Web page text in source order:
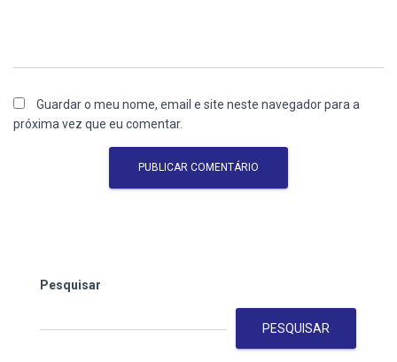
Guardar o meu nome, email e site neste navegador para a
próxima vez que eu comentar.
Pesquisar
PESQUISAR